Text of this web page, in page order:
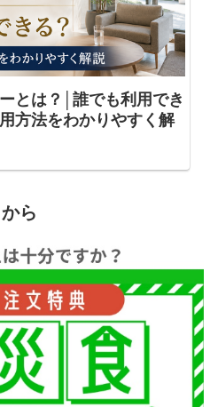
とは？│誰でも利用でき
方法をわかりやすく解
ちらから